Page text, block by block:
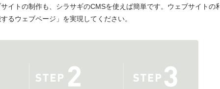
イトの制作も、シラサギのCMSを使えば簡単です。ウェブサイトの
るウェブページ」を実現してください。